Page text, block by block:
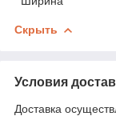
Скрыть
Условия
Доставка